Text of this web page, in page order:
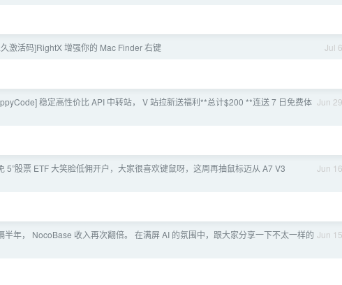
Jul 6
激活码]RightX 增强你的 Mac Finder 右键
Jun 29
稳定高性价比 API 中转站， V 站拉新送福利**总计$200 **连送 7 日免费体
Jun 16
5”股票 ETF 大笑脸低佣开户，大家很喜欢键鼠呀，这周再抽鼠标迈从 A7 V3
Jun 15
半年， NocoBase 收入再次翻倍。 在满屏 AI 的氛围中，跟大家分享一下不太一样的